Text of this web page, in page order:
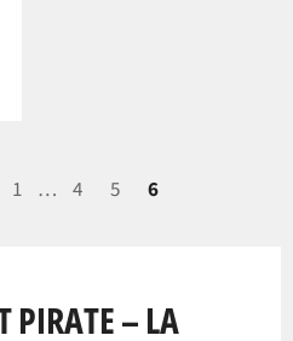
1 … 4 5 6
PIRATE – LA